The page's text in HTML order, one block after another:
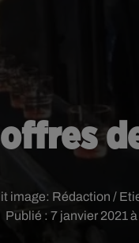
Publié : 7 janvier 2021
image: Rédaction /